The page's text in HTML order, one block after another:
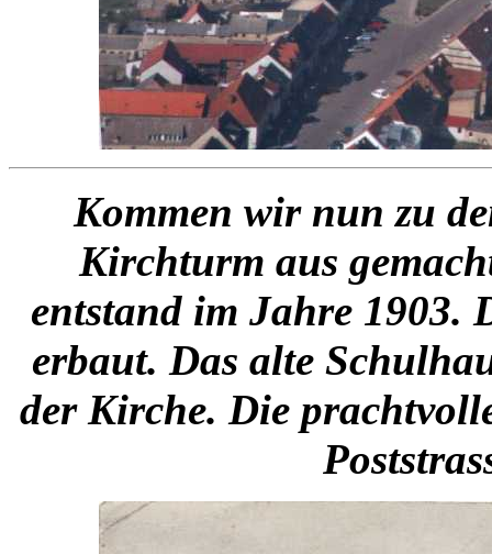
Kommen wir nun zu
Kirchturm aus
entstand im Jahre
erbaut. Das alte
der Kirche. Die